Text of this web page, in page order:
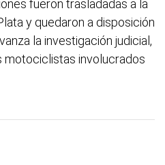
fueron trasladadas a la
y quedaron a disposición
la investigación judicial,
motociclistas involucrados